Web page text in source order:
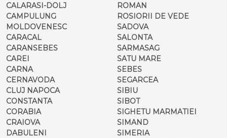
CALARASI-DOLJ
CAMPULUNG
MOLDOVENESC
CARACAL
CARANSEBES
CAREI
CARNA
CERNAVODA
CLUJ NAPOCA
CONSTANTA
CORABIA
CRAIOVA
DABULENI
ROMAN
ROSIORII DE VEDE
SADOVA
SALONTA
SARMASAG
SATU MARE
SEBES
SEGARCEA
SIBIU
SIBOT
SIGHETU MARMATIEI
SIMAND
SIMERIA